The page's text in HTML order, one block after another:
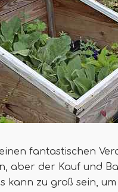
fantastischen
aber der Kauf und
kann zu groß sein,